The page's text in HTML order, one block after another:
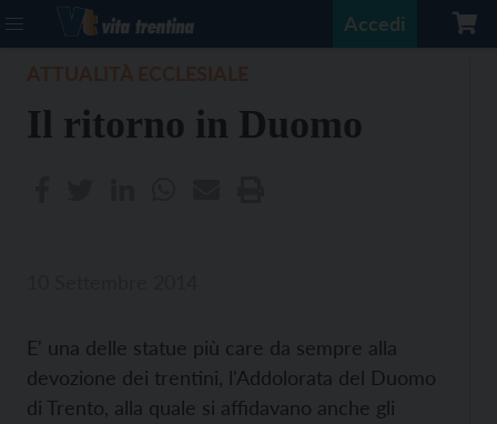
Accedi
Il ritorno in Duomo
E' una delle statue più care da sempre alla
devozione dei trentini, l'Addolorata del Duomo
di Trento, alla quale si affidavano anche gli